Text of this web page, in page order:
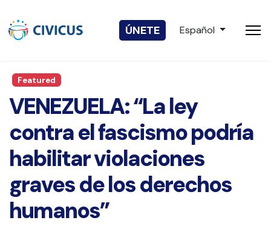
ÚNETE Seleccione su
Español
Featured
VENEZUELA: “La ley
contra el fascismo podría
habilitar violaciones
graves de los derechos
humanos”